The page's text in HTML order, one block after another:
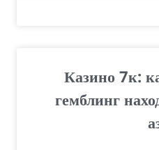
Казино 7к:
гемблинг